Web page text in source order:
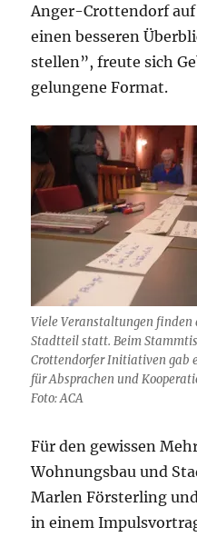
Anger-Crottendorf
einen besseren
stellen”, freute sich
gelungene Format.
Viele Veranstaltungen finden
Stadtteil statt. Beim
Crottendorfer Initiativen gab
für Absprachen und
Foto: ACA
Für den gewissen
Wohnungsbau und
Marlen Försterling
in einem